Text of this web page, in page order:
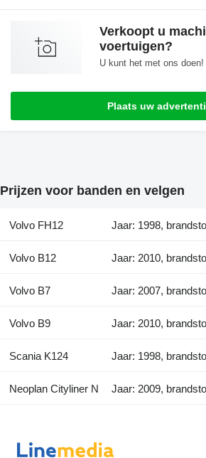
Verkoopt u
voertuigen?
U kunt het met ons doen!
Plaats uw
Prijzen voor banden en velgen
Volvo FH12 Jaar: 1998,
Volvo B12 Jaar: 2010,
Volvo B7 Jaar: 2007,
Volvo B9 Jaar: 2010,
Scania K124 Jaar: 1998,
Neoplan Cityliner N Jaar: 2009,